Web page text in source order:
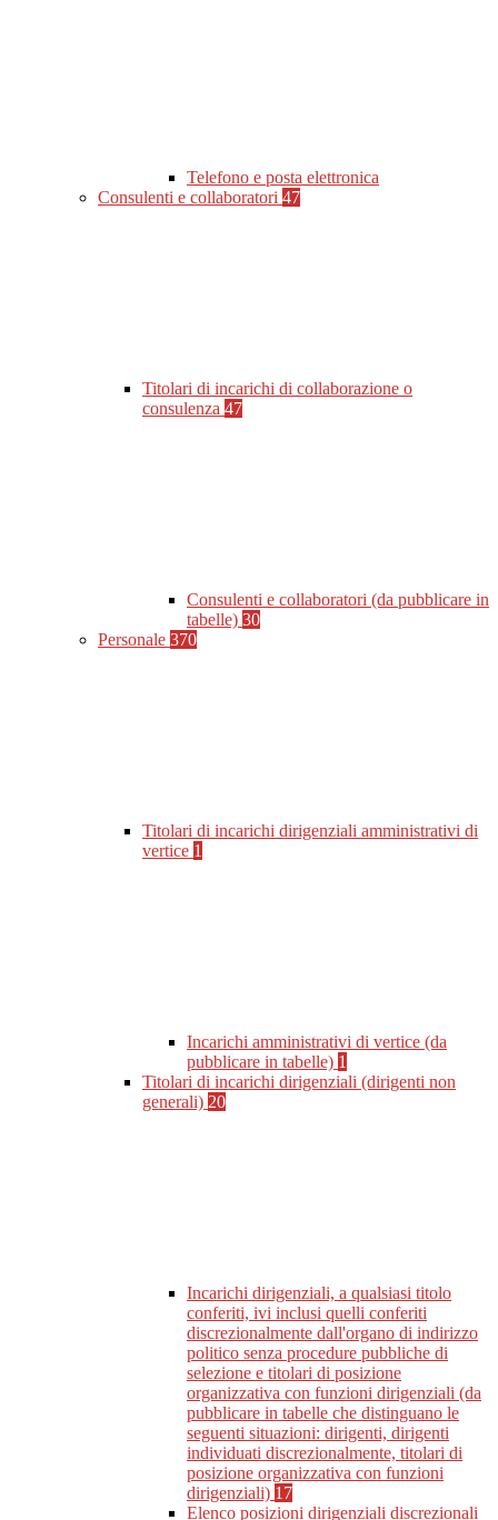
Telefono e posta elettronica
Consulenti e collaboratori 47
Titolari di incarichi di collaborazione o
consulenza 47
Consulenti e collaboratori (da pubblicare in
tabelle) 30
Personale 370
Titolari di incarichi dirigenziali amministrativi di
vertice 1
Incarichi amministrativi di vertice (da
pubblicare in tabelle) 1
Titolari di incarichi dirigenziali (dirigenti non
generali) 20
Incarichi dirigenziali, a qualsiasi titolo
conferiti, ivi inclusi quelli conferiti
discrezionalmente dall'organo di indirizzo
politico senza procedure pubbliche di
selezione e titolari di posizione
organizzativa con funzioni dirigenziali (da
pubblicare in tabelle che distinguano le
seguenti situazioni: dirigenti, dirigenti
individuati discrezionalmente, titolari di
posizione organizzativa con funzioni
dirigenziali) 17
Elenco posizioni dirigenziali discrezionali